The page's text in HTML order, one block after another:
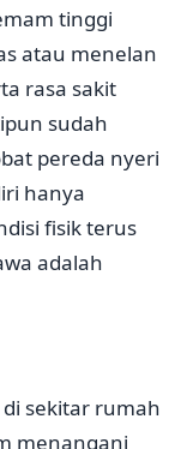
tinggi
atau menelan
rasa sakit
sudah
pereda nyeri
hanya
fisik terus
adalah
sekitar rumah
menangani